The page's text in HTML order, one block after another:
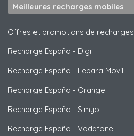
Meilleures recharges mobiles
Offres et promotions de recharges
Recharge España - Digi
Recharge España - Lebara Movil
Recharge España - Orange
Recharge España - Simyo
Recharge España - Vodafone